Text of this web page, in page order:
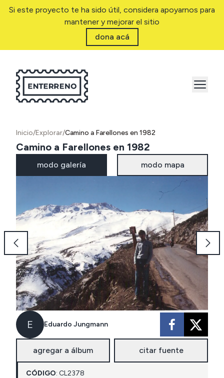
Si este proyecto te ha sido útil, considera apoyarnos para
mantener y mejorar el sitio
dona acá
Inicio/Explorar/Camino a Farellones en 1982
Camino a Farellones en 1982
modo galería modo mapa
E Eduardo Jungmann
agregar a álbum citar fuente
CÓDIGO: CL2378